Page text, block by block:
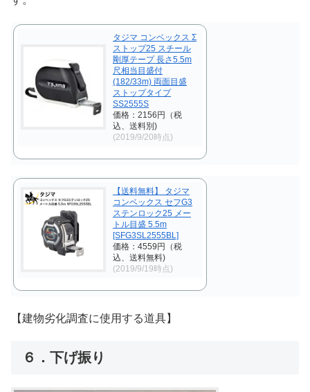
タジマ コンベックス Σ
ストップ25 スチール
剛厚テープ 長さ5.5m
尺相当目盛付
(182/33m) 両面目盛
ストップタイプ
SS2555S
価格：2156円（税
込、送料別)
(2019/9/20時点)
【送料無料】 タジマ
コンベックス セフG3
ステンロック25 メー
トル目盛 5.5m
[SFG3SL2555BL]
価格：4559円（税
込、送料無料)
(2019/9/19時点)
【建物劣化調査に使用する道具】
６．下げ振り